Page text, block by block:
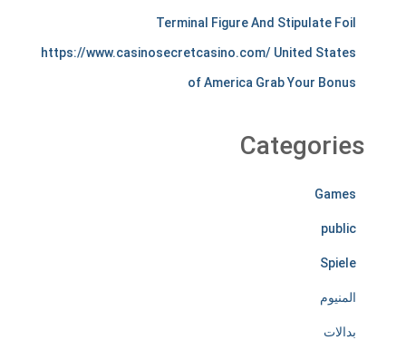
s
e
s
s
Terminal Figure And Stipulate Foil
https://www.casinosecretcasino.com/ United States
of America Grab Your Bonus
Categories
Games
public
Spiele
المنيوم
بدالات